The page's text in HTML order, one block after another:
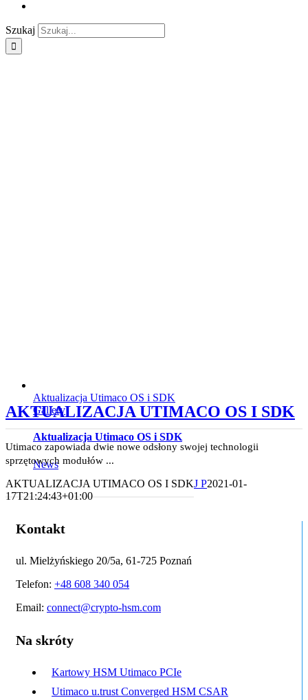
Szukaj
Aktualizacja Utimaco OS i SDK
Gallery
Aktualizacja Utimaco OS i SDK
News
AKTUALIZACJA UTIMACO OS I SDK
Utimaco zapowiada dwie nowe odsłony swojej technologii
sprzętowych modułów ...
AKTUALIZACJA UTIMACO OS I SDKJ P2021-01-
17T21:24:43+01:00
Kontakt
ul. Mielżyńskiego 20/5a, 61-725 Poznań
Telefon: +48 608 340 054
Email: connect@crypto-hsm.com
Na skróty
Kartowy HSM Utimaco PCIe
Utimaco u.trust Converged HSM CSAR